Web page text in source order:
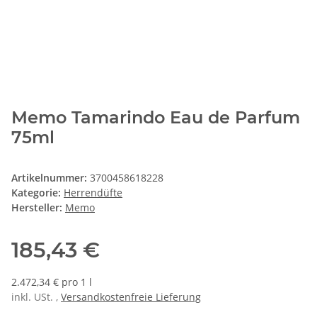
Memo Tamarindo Eau de Parfum
75ml
Artikelnummer: 3700458618228
Kategorie: Herrendüfte
Hersteller: Memo
185,43 €
2.472,34 € pro 1 l
inkl. USt. , Versandkostenfreie Lieferung